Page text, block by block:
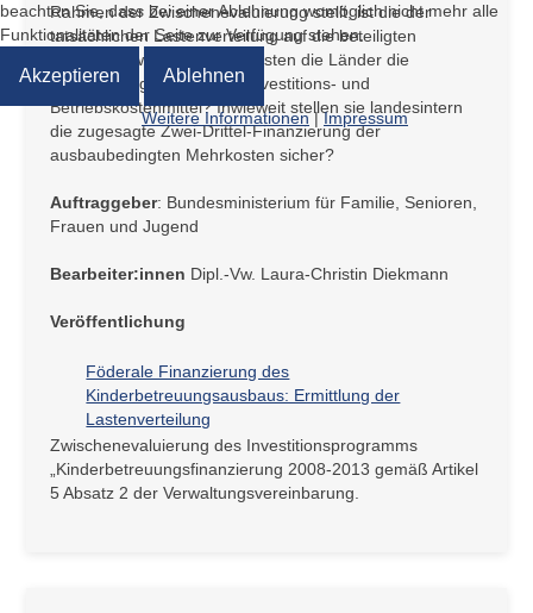
Rahmen der Zwischenevaluierung stellt, ist die der
tatsächlichen Lastenverteilung auf die beteiligten
Ebenen: Inwiefern gewährleisten die Länder die
Weiterleitung der Bundes-Investitions- und
Betriebskostenmittel? Inwieweit stellen sie landesintern
die zugesagte Zwei-Drittel-Finanzierung der
ausbaubedingten Mehrkosten sicher?
Auftraggeber: Bundesministerium für Familie, Senioren,
Frauen und Jugend
Bearbeiter:innen Dipl.-Vw. Laura-Christin Diekmann
Veröffentlichung
Föderale Finanzierung des
Kinderbetreuungsausbaus: Ermittlung der
Lastenverteilung
Zwischenevaluierung des Investitionsprogramms
„Kinderbetreuungsfinanzierung 2008-2013 gemäß Artikel
5 Absatz 2 der Verwaltungsvereinbarung.
beachten Sie, dass bei einer Ablehnung womöglich nicht mehr alle
Funktionalitäten der Seite zur Verfügung stehen.
Akzeptieren Ablehnen
Weitere Informationen|Impressum